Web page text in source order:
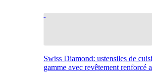
Swiss Diamond: ustensiles de
gamme avec revêtement renforcé